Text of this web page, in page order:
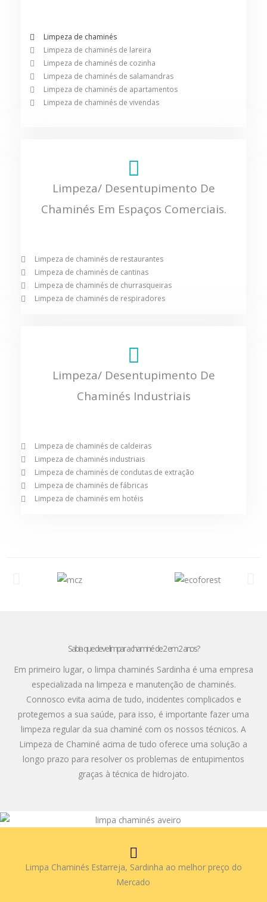
Limpeza de chaminés
Limpeza de chaminés de lareira
Limpeza de chaminés de cozinha
Limpeza de chaminés de salamandras
Limpeza de chaminés de apartamentos
Limpeza de chaminés de vivendas
Limpeza/ Desentupimento De
Chaminés Em Espaços Comerciais.
Limpeza de chaminés de restaurantes
Limpeza de chaminés de cantinas
Limpeza de chaminés de churrasqueiras
Limpeza de chaminés de respiradores
Limpeza/ Desentupimento De
Chaminés Industriais
Limpeza de chaminés de caldeiras
Limpeza de chaminés industriais
Limpeza de chaminés de condutas de extração
Limpeza de chaminés de fábricas
Limpeza de chaminés em hotéis
Sabia que deve limpar a chaminé de 2 em 2 anos?
Em primeiro lugar, o limpa chaminés Sardinha é uma empresa
especializada na limpeza e manutenção de chaminés.
Connosco evita acima de tudo, incidentes complicados e
protegemos a sua saúde, para isso, é importante fazer uma
limpeza regular da sua chaminé com os nossos técnicos. A
Limpeza de Chaminé acima de tudo oferece uma solução a
longo prazo para resolver os problemas de entupimentos
graças à técnica de hidrojato.
Limpa Chaminés Estarreja, Sardinha ao melhor preço do
Mercado